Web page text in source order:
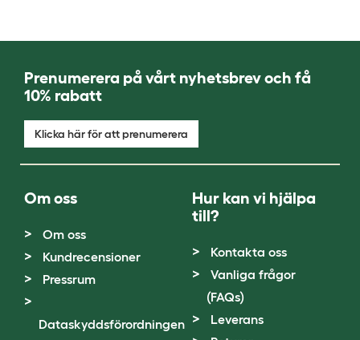
Prenumerera på vårt nyhetsbrev och få
10% rabatt
Klicka här för att prenumerera
Om oss
Om oss
Kundrecensioner
Pressrum
Dataskyddsförordningen
Hur kan vi hjälpa
till?
Kontakta oss
Vanliga frågor
(FAQs)
Leverans